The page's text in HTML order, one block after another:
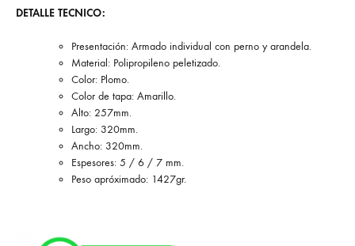
DETALLE TECNICO:
Presentación: Armado individual con perno y arandela.
Material: Polipropileno peletizado.
Color: Plomo.
Color de tapa: Amarillo.
Alto: 257mm.
Largo: 320mm.
Ancho: 320mm.
Espesores: 5 / 6 / 7 mm.
Peso apróximado: 1427gr.